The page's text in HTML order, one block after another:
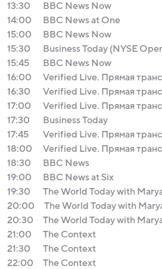
13:30
BBC News Now
14:00
BBC News at One
15:00
BBC News Now
15:30
Business Today (NYSE
15:45
BBC News Now
16:00
Verified Live. Прямая
16:30
Verified Live. Прямая
17:00
Verified Live. Прямая
17:30
Business Today
17:45
Verified Live. Прямая
18:00
Verified Live. Прямая
18:30
BBC News
19:00
BBC News at Six
19:30
The World Today with
20:00
The World Today with
20:30
The World Today with
21:00
The Context
21:30
The Context
22:00
The Context